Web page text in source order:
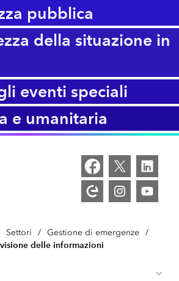
pubblica
della situazione in
eventi speciali
e umanitaria
Settori / Gestione di emergenze /
delle informazioni